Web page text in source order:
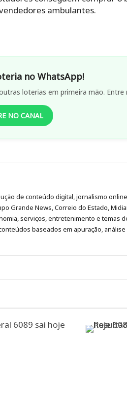
ambulantes.
no WhatsApp!
loterias em primeira mão. Entre
NO CANAL
de conteúdo digital, jornalismo
Grande News, Correio do Estado,
serviços, entretenimento e temas
baseados em apuração,